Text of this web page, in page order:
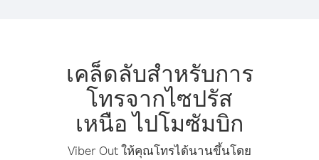
เคล็ดลับสำหรับการ
โทรจากไซปรัส
เหนือ ไปโมซัมบิก
Viber Out ให้คุณโทรได้นานขึ้นโดย